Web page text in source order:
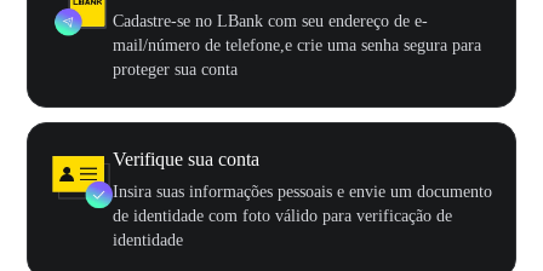
Cadastre-se no LBank com seu endereço de e-
mail/número de telefone,e crie uma senha segura para
proteger sua conta
Verifique sua conta
Insira suas informações pessoais e envie um documento
de identidade com foto válido para verificação de
identidade